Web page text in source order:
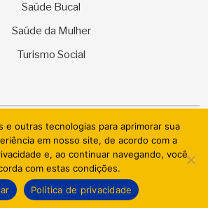
Saúde Bucal
Saúde da Mulher
Turismo Social
- Serviço Social do Comércio. Todos os
direitos reservados.
& DATACENTER LTDA
e outras tecnologias para aprimorar sua
em nosso site, de acordo com a
e, ao continuar navegando, você
com estas condições.
Política de privacidade